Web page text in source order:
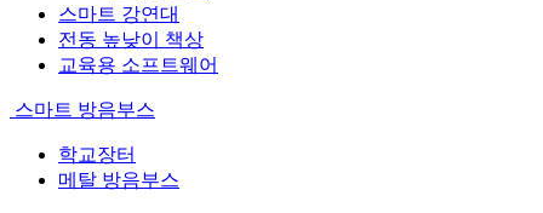
스마트 강연대
전동 높낮이 책상
교육용 소프트웨어
스마트 방음부스
학교장터
메탈 방음부스